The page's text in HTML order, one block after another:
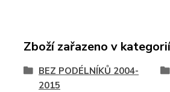
Zboží zařazeno v
BEZ PODÉLNÍKŮ 2004-
2015